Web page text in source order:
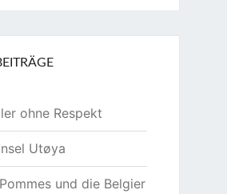
ohne Respekt
Utøya
und die Belgier